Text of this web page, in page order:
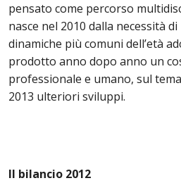
pensato come percorso
nasce nel 2010 dalla necessità
dinamiche più comuni dell’età
prodotto anno dopo anno un
professionale e umano, sul
2013 ulteriori sviluppi.
Il bilancio 2012